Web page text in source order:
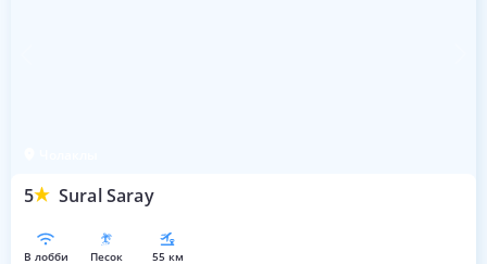
5 Sural Saray
в лобби песок 55 км